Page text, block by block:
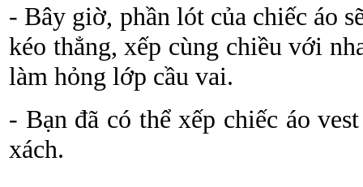
- Bây giờ, phần lót của chiếc áo
kéo thẳng, xếp cùng chiều với
làm hỏng lớp cầu vai.
- Bạn đã có thể xếp chiếc áo
xách.